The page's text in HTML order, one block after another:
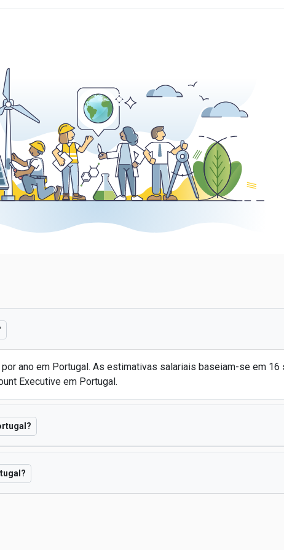
ano em Portugal. As estimativas salariais baseiam-se em
Executive em Portugal.